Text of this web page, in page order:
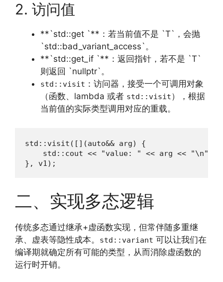
2. 访问值
**`std::get `**：若当前值不是 `T`，会抛
`std::bad_variant_access`。
**`std::get_if `**：返回指针，若不是 `T`
则返回 `nullptr`。
std::visit ：访问器，接受一个可调用对象
（函数、lambda 或者 std::visit），根据
当前值的实际类型调用对应的重载。
std::visit([](auto&& arg) {
    std::cout << "value: " << arg << "\n";
}, v1);
二、实现多态逻辑
传统多态通过继承+虚函数实现，但常伴随多重继
承、虚表等隐性成本。
std::variant 可以让我们在
编译期就确定所有可能的类型，从而消除虚函数的
运行时开销。